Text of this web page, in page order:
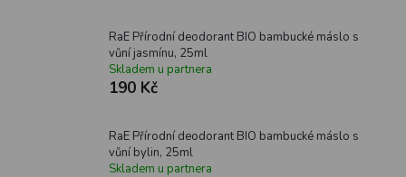
RaE Přírodní deodorant BIO bambucké máslo s
vůní jasmínu, 25ml
Skladem u partnera
190 Kč
RaE Přírodní deodorant BIO bambucké máslo s
vůní bylin, 25ml
Skladem u partnera